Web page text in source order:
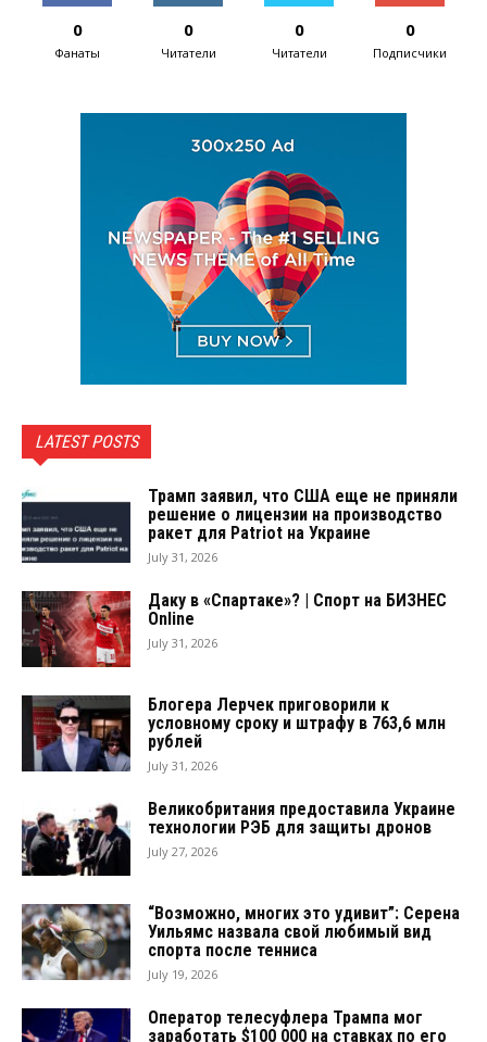
0
Фанаты
0
Читатели
0
Читатели
0
Подписчики
LATEST POSTS
Трамп заявил, что США еще не приняли
решение о лицензии на производство
ракет для Patriot на Украине
July 31, 2026
Даку в «Спартаке»? | Спорт на БИЗНЕС
Online
July 31, 2026
Блогера Лерчек приговорили к
условному сроку и штрафу в 763,6 млн
рублей
July 31, 2026
Великобритания предоставила Украине
технологии РЭБ для защиты дронов
July 27, 2026
“Возможно, многих это удивит”: Серена
Уильямс назвала свой любимый вид
спорта после тенниса
July 19, 2026
Оператор телесуфлера Трампа мог
заработать $100 000 на ставках по его